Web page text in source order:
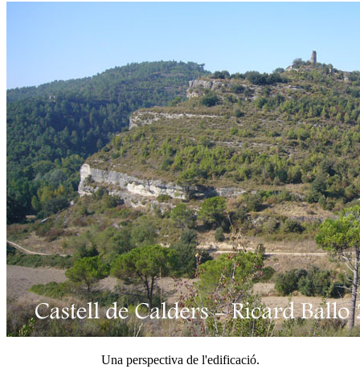
Una perspectiva de l'edificació.